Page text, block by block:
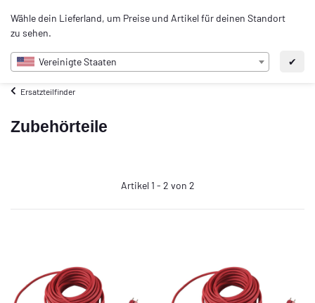
Wähle dein Lieferland, um Preise und Artikel für deinen Standort
zu sehen.
Vereinigte Staaten ✔
DE
Ersatzteilfinder
Zubehörteile
Artikel 1 - 2 von 2